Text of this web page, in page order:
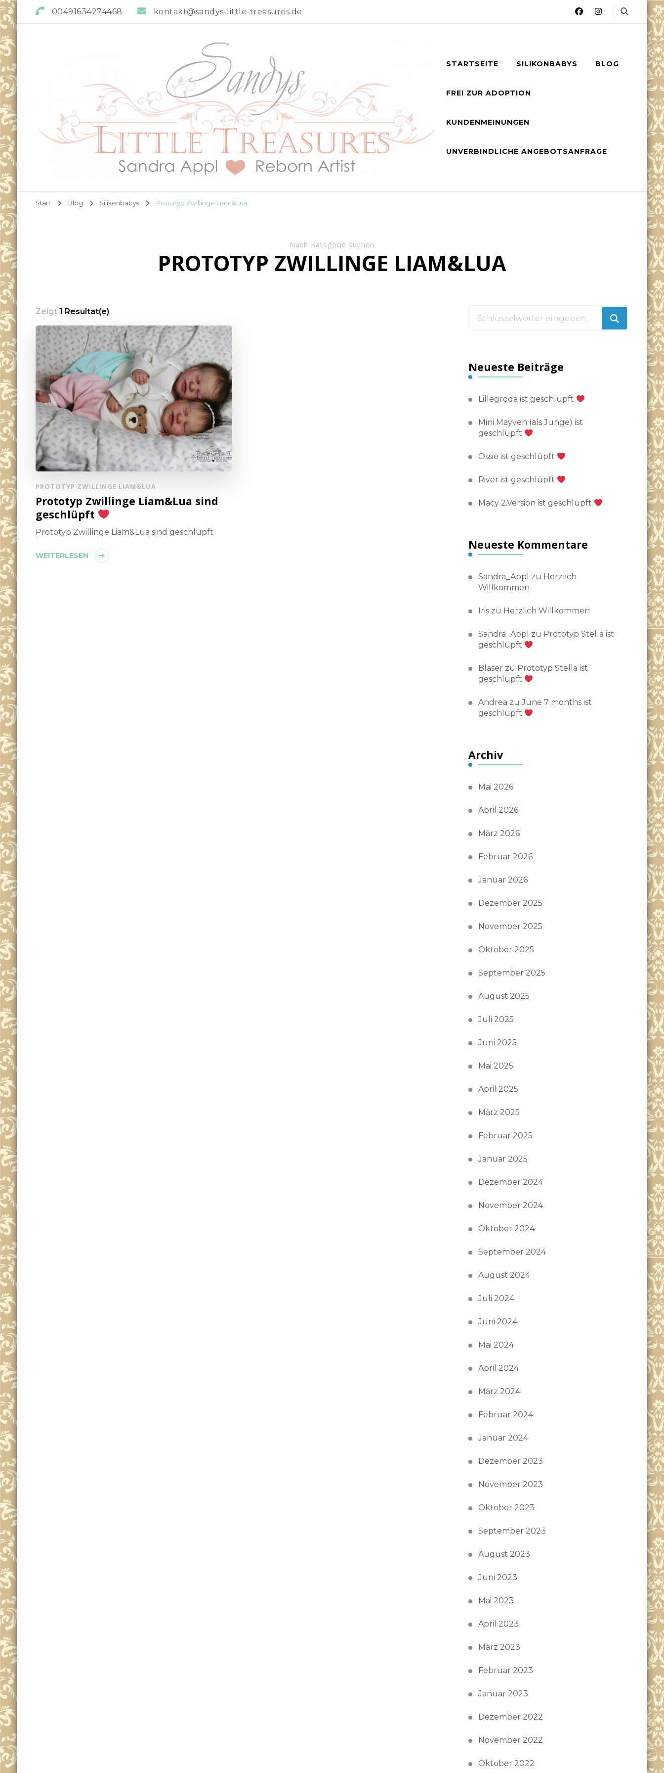
00491634274468 kontakt@sandys-little-treasures.de
STARTSEITE SILIKONBABYS BLOG
FREI ZUR ADOPTION
KUNDENMEINUNGEN
UNVERBINDLICHE ANGEBOTSANFRAGE
Start Blog Silikonbabys Prototyp Zwillinge Liam&Lua
Nach Kategorie suchen
PROTOTYP ZWILLINGE LIAM&LUA
Zeigt 1 Resultat(e)
PROTOTYP ZWILLINGE LIAM&LUA
Prototyp Zwillinge Liam&Lua sind
geschlüpft
Prototyp Zwillinge Liam&Lua sind geschlüpft
WEITERLESEN
du
Neueste Beiträge
Lillegroda ist geschlüpft
Mini Mayven (als Junge) ist
geschlüpft
Ossie ist geschlüpft
River ist geschlüpft
Macy 2.Version ist geschlüpft
Neueste Kommentare
Sandra_Appl zu Herzlich
Willkommen
Iris zu Herzlich Willkommen
Sandra_Appl zu Prototyp Stella ist
geschlüpft
Blaser zu Prototyp Stella ist
geschlüpft
Andrea zuJune 7 months ist
geschlüpft
Archiv
Mai 2026
April 2026
März 2026
Februar 2026
Januar 2026
Dezember 2025
November 2025
Oktober 2025
September 2025
August 2025
Juli 2025
Juni 2025
Mai 2025
April 2025
März 2025
Februar 2025
Januar 2025
Dezember 2024
November 2024
Oktober 2024
September 2024
August 2024
Juli 2024
Juni 2024
Mai 2024
April 2024
März 2024
Februar 2024
Januar 2024
Dezember 2023
November 2023
Oktober 2023
September 2023
August 2023
Juni 2023
Mai 2023
April 2023
März 2023
Februar 2023
Januar 2023
Dezember 2022
November 2022
Oktober 2022